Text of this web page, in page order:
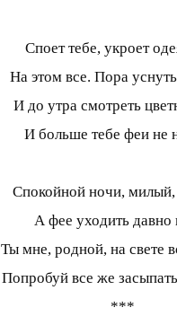
Споет тебе, укроет
На этом все. Пора уснуть
И до утра смотреть
И больше тебе феи не
Спокойной ночи, милый,
А фее уходить давно
Ты мне, родной, на свете
Попробуй все же
***